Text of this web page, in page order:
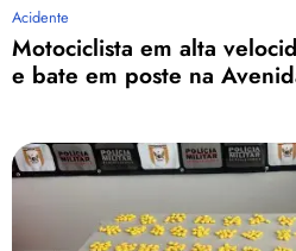
Acidente
Motociclista em alta
e bate em poste na